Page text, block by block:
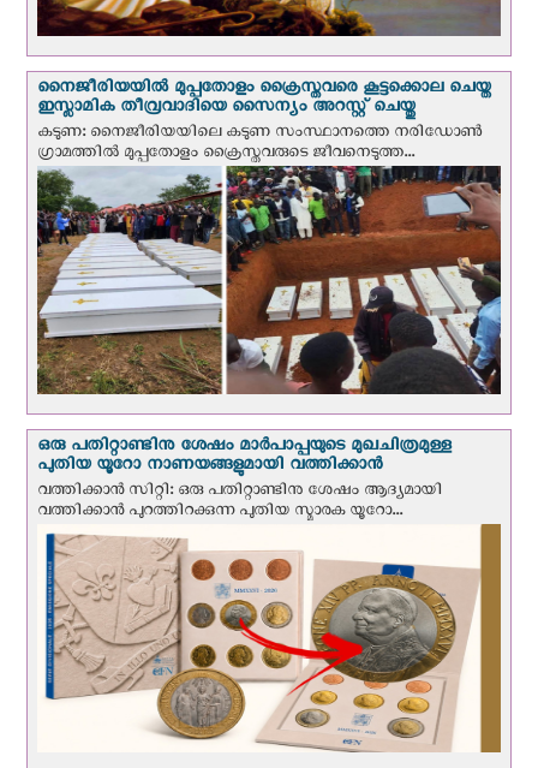
നൈജീരിയയില്‍ മുപ്പതോളം ക്രൈസ്തവരെ കൂട്ടക്കൊല ചെയ്ത
ഇസ്ലാമിക തീവ്രവാദിയെ സൈന്യം അറസ്റ്റ് ചെയ്തു
കടുണ: നൈജീരിയയിലെ കടുണ സംസ്ഥാനത്തെ നരിഡോൺ
ഗ്രാമത്തിൽ മുപ്പതോളം ക്രൈസ്തവരുടെ ജീവനെടുത്ത...
ഒരു പതിറ്റാണ്ടിനു ശേഷം മാർപാപ്പയുടെ മുഖചിത്രമുള്ള
പുതിയ യൂറോ നാണയങ്ങളുമായി വത്തിക്കാന്‍
വത്തിക്കാന്‍ സിറ്റി: ഒരു പതിറ്റാണ്ടിനു ശേഷം ആദ്യമായി
വത്തിക്കാൻ പുറത്തിറക്കുന്ന പുതിയ സ്മാരക യൂറോ...